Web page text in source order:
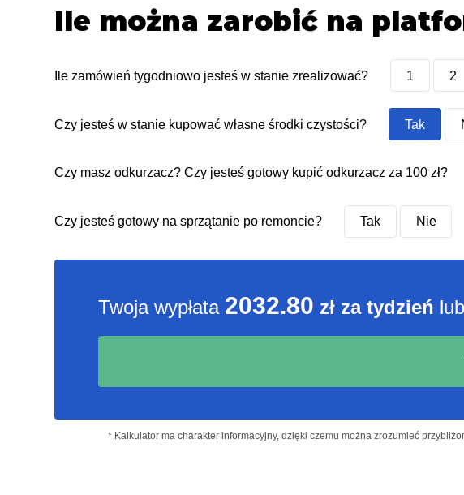
Ile można zarobić na
Ile zamówień tygodniowo jesteś w stanie zrealizować? 1 2
Czy jesteś w stanie kupować własne środki czystości? Tak
Czy masz odkurzacz? Czy jesteś gotowy kupić odkurzacz za 100 zł?
Czy jesteś gotowy na sprzątanie po remoncie? Tak Nie
Twoja wypłata 2032.80 zł za tydzień lub
* Kalkulator ma charakter informacyjny, dzięki czemu można zrozumieć